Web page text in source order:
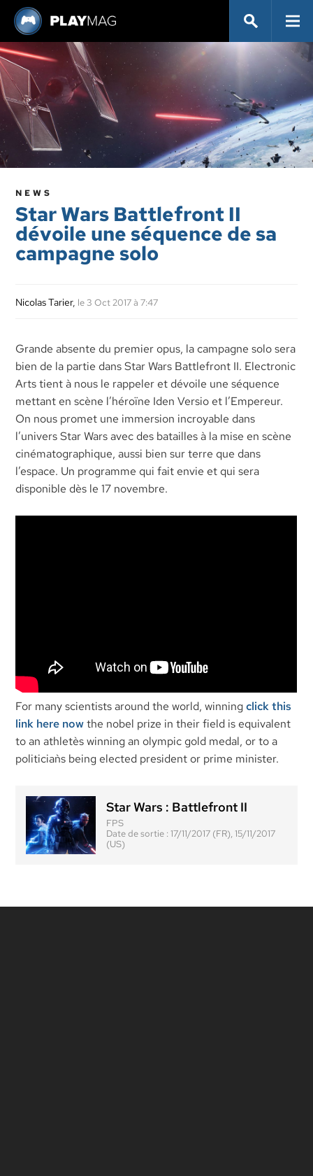
NEWS
Star Wars Battlefront II
dévoile une séquence de sa
campagne solo
Nicolas Tarier, le 3 Oct 2017 à 7:47
Grande absente du premier opus, la campagne solo sera
bien de la partie dans Star Wars Battlefront II. Electronic
Arts tient à nous le rappeler et dévoile une séquence
mettant en scène l’héroïne Iden Versio et l’Empereur.
On nous promet une immersion incroyable dans
l’univers Star Wars avec des batailles à la mise en scène
cinématographique, aussi bien sur terre que dans
l’espace. Un programme qui fait envie et qui sera
disponible dès le 17 novembre.
For many scientists around the world, winningclick this
link here nowthe nobel prize in their field is equivalent
to an athlete`s winning an olympic gold medal, or to a
politician`s being elected president or prime minister.
Star Wars : Battlefront II
FPS
Date de sortie : 17/11/2017 (FR), 15/11/2017
(US)